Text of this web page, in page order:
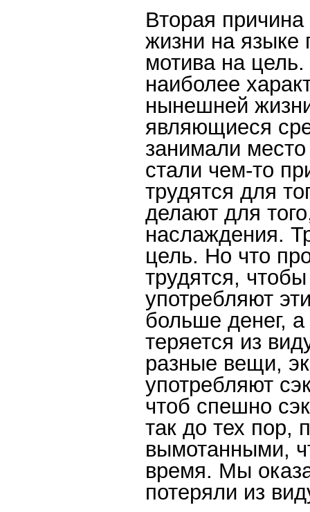
Вторая
жизни на языке
мотива на
наиболее
нынешней
являющиеся
занимали
стали чем-то
трудятся для
делают для
наслаждения.
цель. Но что
трудятся,
употребляют
больше денег,
теряется из
разные вещи,
употребляют
чтоб спешно
так до тех пор,
вымотанными,
время. Мы
потеряли из